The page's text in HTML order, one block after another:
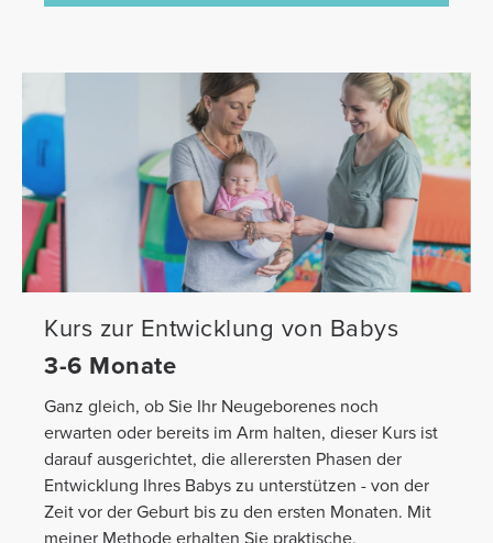
Kurs zur Entwicklung von Babys
3-6 Monate
Ganz gleich, ob Sie Ihr Neugeborenes noch
erwarten oder bereits im Arm halten, dieser Kurs ist
darauf ausgerichtet, die allerersten Phasen der
Entwicklung Ihres Babys zu unterstützen - von der
Zeit vor der Geburt bis zu den ersten Monaten. Mit